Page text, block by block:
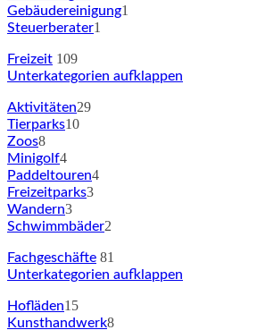
Gebäudereinigung1
Steuerberater1
Freizeit 109
Unterkategorien aufklappen
Aktivitäten29
Tierparks10
Zoos8
Minigolf4
Paddeltouren4
Freizeitparks3
Wandern3
Schwimmbäder2
Fachgeschäfte 81
Unterkategorien aufklappen
Hofläden15
Kunsthandwerk8